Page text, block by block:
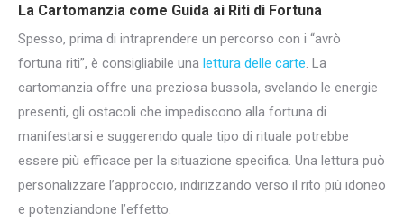
La Cartomanzia come Guida ai Riti di Fortuna
Spesso, prima di intraprendere un percorso con i “avrò
fortuna riti”, è consigliabile una lettura delle carte. La
cartomanzia offre una preziosa bussola, svelando le energie
presenti, gli ostacoli che impediscono alla fortuna di
manifestarsi e suggerendo quale tipo di rituale potrebbe
essere più efficace per la situazione specifica. Una lettura può
personalizzare l’approccio, indirizzando verso il rito più idoneo
e potenziandone l’effetto.